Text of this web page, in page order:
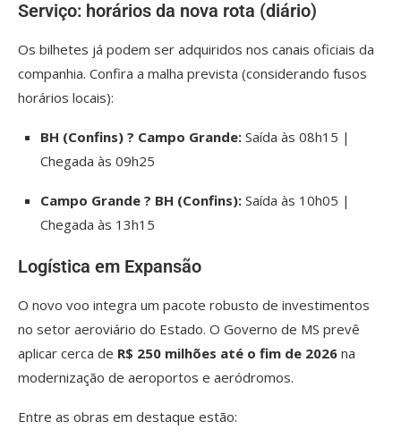
Serviço: horários da nova rota (diário)
Os bilhetes já podem ser adquiridos nos canais oficiais da
companhia. Confira a malha prevista (considerando fusos
horários locais):
BH (Confins) ? Campo Grande: Saída às 08h15 |
Chegada às 09h25
Campo Grande ? BH (Confins): Saída às 10h05 |
Chegada às 13h15
Logística em Expansão
O novo voo integra um pacote robusto de investimentos
no setor aeroviário do Estado. O Governo de MS prevê
aplicar cerca de R$ 250 milhões até o fim de 2026 na
modernização de aeroportos e aeródromos.
Entre as obras em destaque estão: